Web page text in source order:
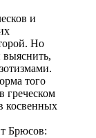
и
Но
выяснить,
того
греческом
косвенных
Брюсов: